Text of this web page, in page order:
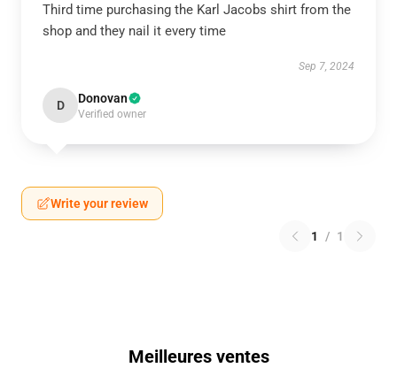
Third time purchasing the Karl Jacobs shirt from the
shop and they nail it every time
Sep 7, 2024
D Donovan
Verified owner
Write your review
1 / 1
Meilleures ventes